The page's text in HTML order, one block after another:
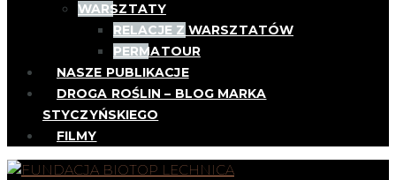
WARSZTATY
RELACJE Z WARSZTATÓW
PERMATOUR
NASZE PUBLIKACJE
DROGA ROŚLIN – BLOG MARKA
STYCZYŃSKIEGO
FILMY